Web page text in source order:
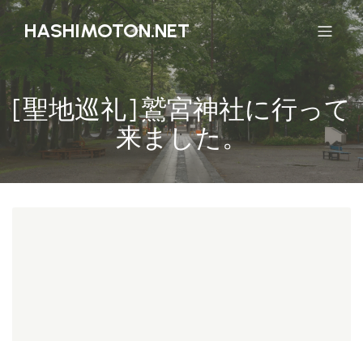
HASHIMOTON.NET
[聖地巡礼] 鷲宮神社に行って
来ました。